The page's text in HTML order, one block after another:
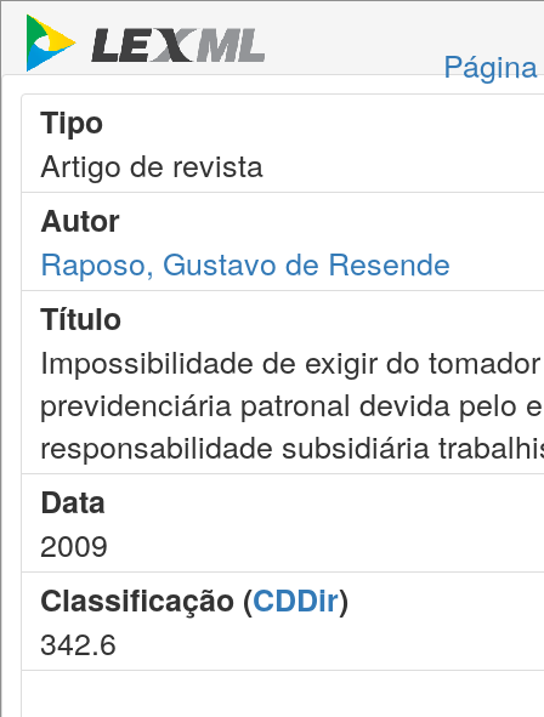
Tipo
Artigo de revista
Autor
Raposo, Gustavo de Resende
Título
Impossibilidade de exigir do
previdenciária patronal devida pelo
responsabilidade subsidiária
Data
2009
Classificação (CDDir)
342.6